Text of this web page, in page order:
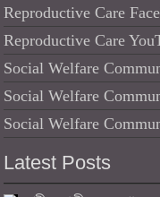
Reproductive Care
Reproductive Care
Social Welfare
Social Welfare
Social Welfare
Latest Posts